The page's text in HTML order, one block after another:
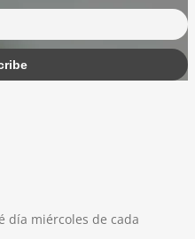
día miércoles de cada